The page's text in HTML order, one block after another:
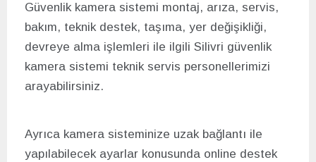
Güvenlik kamera sistemi montaj, arıza, servis,
bakım, teknik destek, taşıma, yer değişikliği,
devreye alma işlemleri ile ilgili Silivri güvenlik
kamera sistemi teknik servis personellerimizi
arayabilirsiniz.
Ayrıca kamera sisteminize uzak bağlantı ile
yapılabilecek ayarlar konusunda online destek